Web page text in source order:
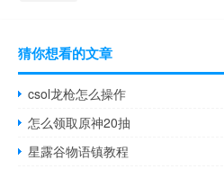
猜你想看的文章
csol龙枪怎么操作
怎么领取原神20抽
星露谷物语镇教程